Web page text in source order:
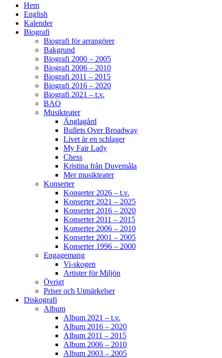
129 7 4
Helen Sjöholm
Fler biljetter släppta. Vi ses i Näsåker den 15
augusti.
10
Helen Sjöholm
3 months ago
JOJJE
Det är fortfarande helt overkligt att du är borta.
Jag fattar inte ... vi jobbade ju ihop bara några
dagar innan du lämnade oss. Allt var som vanligt
- du spelade så fantastiskt.
frukostarna, middagarna, samtalen. Tack för din
vänskap och alla de 26 åren vi spelade
tillsammans. Din humor, öppenhet, generositet.
närvaro i samspelet.
(Östergren) hade ihop var unikt!
över och i den friheten. SOM du fattas oss!
Älskade vänBild av Tuva Strenge Wingren
Hem
English
Kalender
Biografi
Biografi för arrangörer
Bakgrund
Biografi 2000 – 2005
Biografi 2006 – 2010
Biografi 2011 – 2015
Biografi 2016 – 2020
Biografi 2021 – t.v.
BAO
Musikteater
Änglagård
Bullets Over Broadway
Livet är en schlager
My Fair Lady
Chess
Kristina från Duvemåla
Mer musikteater
Konserter
Konserter 2026 – t.v.
Konserter 2021 – 2025
Konserter 2016 – 2020
Konserter 2011 – 2015
Konserter 2006 – 2010
Konserter 2001 – 2005
Konserter 1996 – 2000
Engagemang
Vi-skogen
Artister för Miljön
Övrigt
Priser och Utmärkelser
Diskografi
Album
Album 2021 – t.v.
Album 2016 – 2020
Album 2011 – 2015
Album 2006 – 2010
Album 2003 – 2005